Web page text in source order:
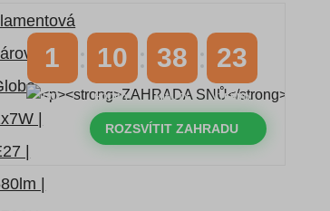
1
DNY
10
HODINY
38
MINUTY
23
VTEŘINY
ROZSVÍTIT ZAHRADU